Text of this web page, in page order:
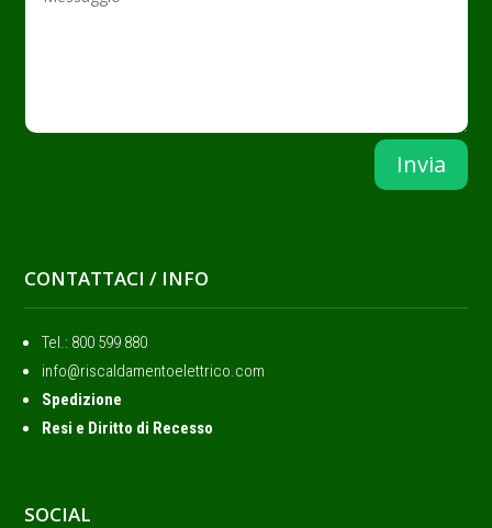
Invia
CONTATTACI / INFO
Tel.: ‭800 599 880
info@riscaldamentoelettrico.com
Spedizione
Resi e Diritto di Recesso
SOCIAL